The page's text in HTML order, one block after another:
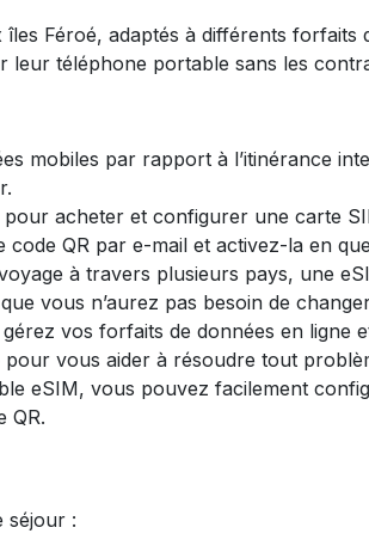
Féroé, adaptés à différents forfaits
téléphone portable sans les
mobiles par rapport à l’itinérance
acheter et configurer une carte
QR par e-mail et activez-la en
à travers plusieurs pays, une
vous n’aurez pas besoin de
vos forfaits de données en ligne
vous aider à résoudre tout
eSIM, vous pouvez facilement
QR.
séjour :